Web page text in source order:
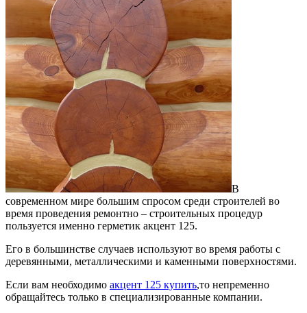
В
современном мире большим спросом среди строителей во
время проведения ремонтно – строительных процедур
пользуется именно герметик акцент 125.
Его в большинстве случаев используют во время работы с
деревянными, металлическими и каменными поверхностями.
Если вам необходимо акцент 125 купить,то непременно
обращайтесь только в специализированные компании.